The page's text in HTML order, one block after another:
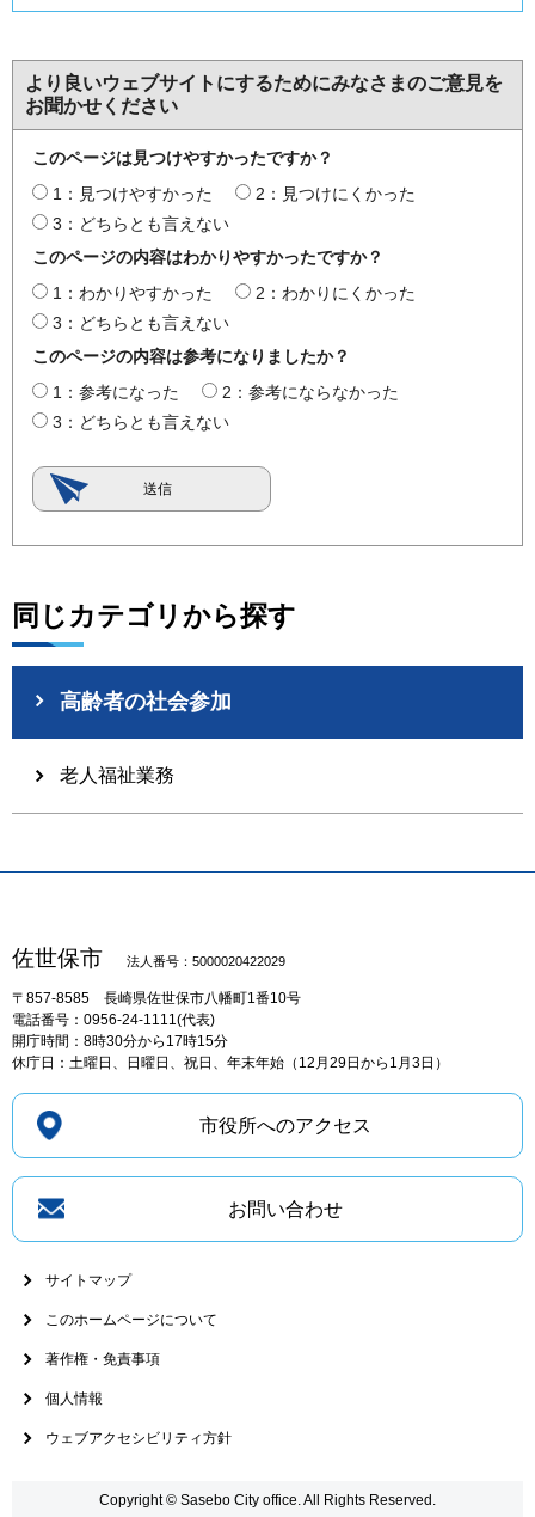
より良いウェブサイトにするためにみなさまのご意見を
お聞かせください
このページは見つけやすかったですか？
1：見つけやすかった
2：見つけにくかった
3：どちらとも言えない
このページの内容はわかりやすかったですか？
1：わかりやすかった
2：わかりにくかった
3：どちらとも言えない
このページの内容は参考になりましたか？
1：参考になった
2：参考にならなかった
3：どちらとも言えない
同じカテゴリから探す
高齢者の社会参加
老人福祉業務
佐世保市 法人番号：5000020422029
〒857-8585 長崎県佐世保市八幡町1番10号
電話番号：0956-24-1111(代表)
開庁時間：8時30分から17時15分
休庁日：土曜日、日曜日、祝日、年末年始（12月29日から1月3日）
市役所へのアクセス
お問い合わせ
サイトマップ
このホームページについて
著作権・免責事項
個人情報
ウェブアクセシビリティ方針
Copyright © Sasebo City office. All Rights Reserved.